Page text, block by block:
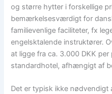
og større hytter i forskellige
bemærkelsesværdigt for
familievenlige faciliteter, fx
engelsktalende instruktører.
at ligge fra ca. 3.000 DKK
standardhotel, afhængigt af
Det er typisk ikke nødvendigt